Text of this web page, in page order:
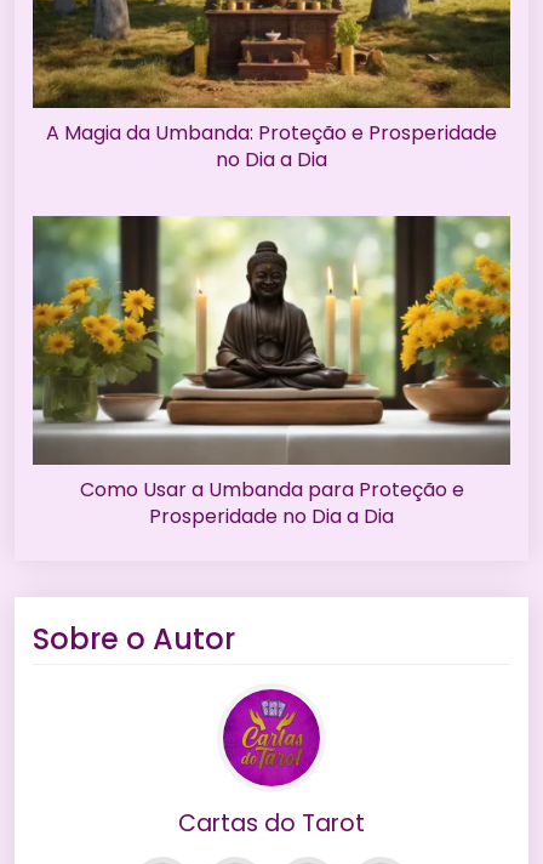
A Magia da Umbanda: Proteção e Prosperidade
no Dia a Dia
Como Usar a Umbanda para Proteção e
Prosperidade no Dia a Dia
Sobre o Autor
Cartas do Tarot